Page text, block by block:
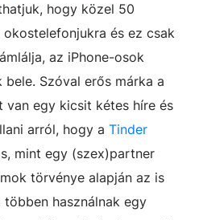
hogy közel 50
és ez csak
az iPhone-osok
Szóval erős márka a
van egy kicsit kétes híre és
arról, hogy a Tinder
mint egy (szex)partner
törvénye alapján az is
használnak egy